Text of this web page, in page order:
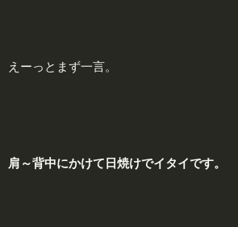
えーっとまず一言。
肩～背中にかけて 日焼けでイタイです。